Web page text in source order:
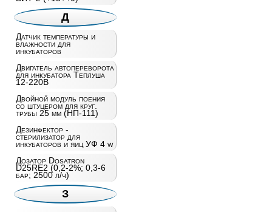
Д
Датчик температуры и
влажности для
инкубаторов
Двигатель автопереворота
для инкубатора Теплуша
12-220В
Двойной модуль поения
со штуцером для круг.
трубы 25 мм (НП-111)
Дезинфектор -
стерилизатор для
инкубаторов и яиц УФ 4 w
Дозатор Dosatron
D25RE2 (0,2-2%; 0,3-6
бар; 2500 л/ч)
З